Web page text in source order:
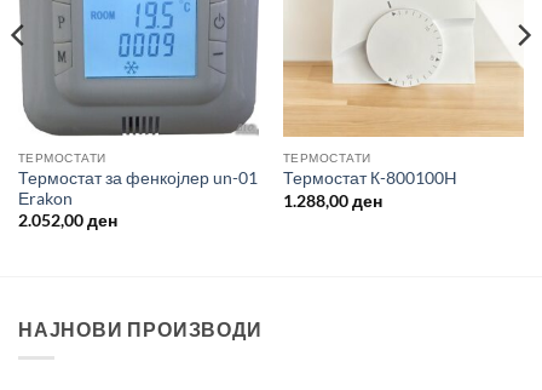
TЕРМОСТАТИ
Термостат за фенкојлер un-01
Еrakon
2.052,00ден
TЕРМОСТАТИ
Термостат К-800100H
1.288,00ден
НАЈНОВИ ПРОИЗВОДИ